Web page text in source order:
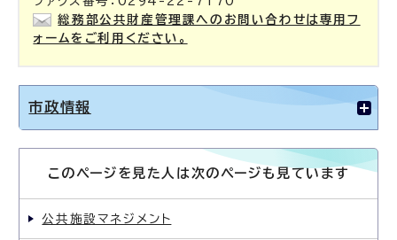
総務部公共財産管理課へのお問い合わせは専用フ
ォームをご利用ください。
市政情報
このページを見た人は次のページも見ています
公共施設マネジメント